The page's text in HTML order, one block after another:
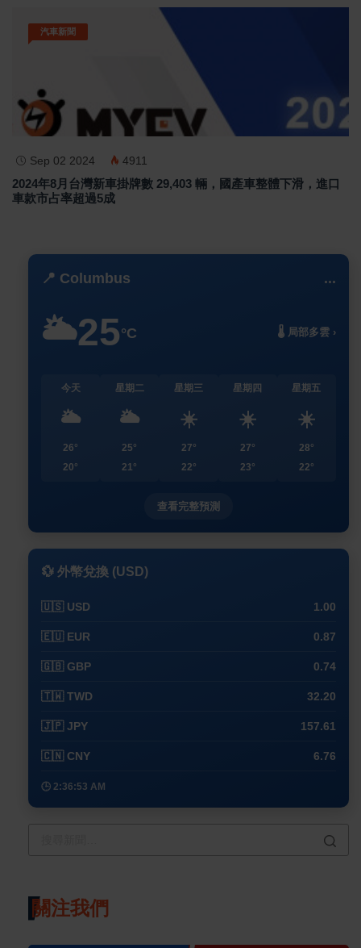
汽車新聞
Sep 02 2024 4911
2024年8月台灣新車掛牌數 29,403 輛，國產車整體下滑，進口
車款市占率超過5成
📍 Columbus ...
🌥️25°C 🌡️ 局部多雲 ›
今天
🌥️
26°
20°
星期二
🌥️
25°
21°
星期三
☀️
27°
22°
星期四
☀️
27°
23°
星期五
☀️
28°
22°
查看完整預測
💱 外幣兌換 (USD)
🇺🇸 USD 1.00
🇪🇺 EUR 0.87
🇬🇧 GBP 0.74
🇹🇼 TWD 32.20
🇯🇵 JPY 157.61
🇨🇳 CNY 6.76
🕒 2:36:53 AM
關注我們